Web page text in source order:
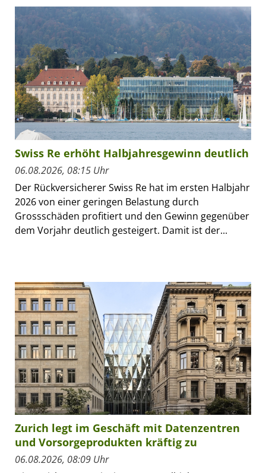
Swiss Re erhöht Halbjahresgewinn deutlich
06.08.2026, 08:15 Uhr
Der Rückversicherer Swiss Re hat im ersten Halbjahr
2026 von einer geringen Belastung durch
Grossschäden profitiert und den Gewinn gegenüber
dem Vorjahr deutlich gesteigert. Damit ist der...
Zurich legt im Geschäft mit Datenzentren
und Vorsorgeprodukten kräftig zu
06.08.2026, 08:09 Uhr